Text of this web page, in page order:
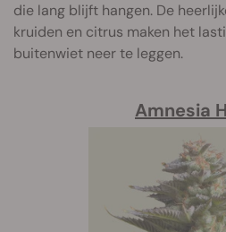
die lang blijft hangen. De
kruiden en citrus maken het
buitenwiet neer te leggen.
Amnesia